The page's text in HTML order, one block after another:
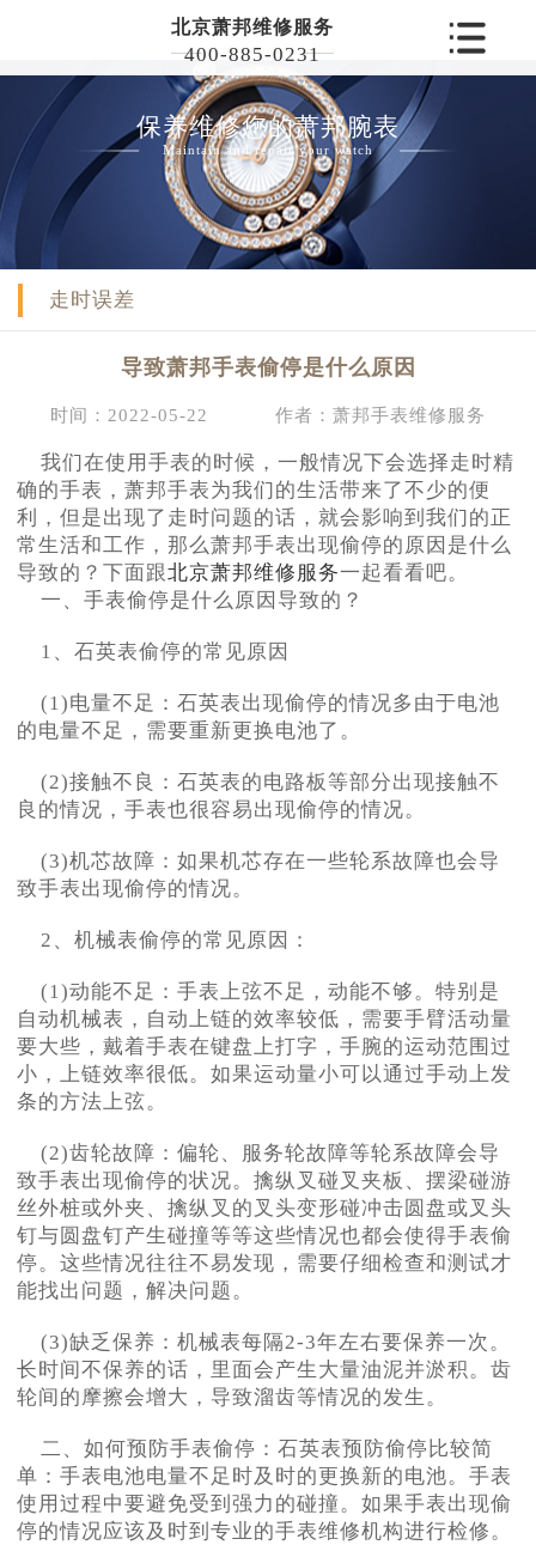
北京萧邦维修服务
400-885-0231
保养维修您的萧邦腕表
Maintain and repair your watch
走时误差
导致萧邦手表偷停是什么原因
时间：2022-05-22 作者：萧邦手表维修服务
我们在使用手表的时候，一般情况下会选择走时精
确的手表，萧邦手表为我们的生活带来了不少的便
利，但是出现了走时问题的话，就会影响到我们的正
常生活和工作，那么萧邦手表出现偷停的原因是什么
导致的？下面跟北京萧邦维修服务一起看看吧。
一、手表偷停是什么原因导致的？
1、石英表偷停的常见原因
(1)电量不足：石英表出现偷停的情况多由于电池
的电量不足，需要重新更换电池了。
(2)接触不良：石英表的电路板等部分出现接触不
良的情况，手表也很容易出现偷停的情况。
(3)机芯故障：如果机芯存在一些轮系故障也会导
致手表出现偷停的情况。
2、机械表偷停的常见原因：
(1)动能不足：手表上弦不足，动能不够。特别是
自动机械表，自动上链的效率较低，需要手臂活动量
要大些，戴着手表在键盘上打字，手腕的运动范围过
小，上链效率很低。如果运动量小可以通过手动上发
条的方法上弦。
(2)齿轮故障：偏轮、服务轮故障等轮系故障会导
致手表出现偷停的状况。擒纵叉碰叉夹板、摆梁碰游
丝外桩或外夹、擒纵叉的叉头变形碰冲击圆盘或叉头
钉与圆盘钉产生碰撞等等这些情况也都会使得手表偷
停。这些情况往往不易发现，需要仔细检查和测试才
能找出问题，解决问题。
(3)缺乏保养：机械表每隔2-3年左右要保养一次。
长时间不保养的话，里面会产生大量油泥并淤积。齿
轮间的摩擦会增大，导致溜齿等情况的发生。
二、如何预防手表偷停：石英表预防偷停比较简
单：手表电池电量不足时及时的更换新的电池。手表
使用过程中要避免受到强力的碰撞。如果手表出现偷
停的情况应该及时到专业的手表维修机构进行检修。